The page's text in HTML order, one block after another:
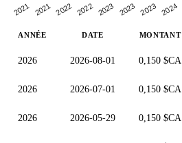
2021 2021 2022 2022 2023 2023 2023 2024
ANNÉE DATE MONTANT
2026 2026-08-01 0,150 $CA
2026 2026-07-01 0,150 $CA
2026 2026-05-29 0,150 $CA